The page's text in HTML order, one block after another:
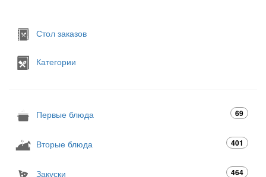
Стол заказов
Категории
Первые блюда 69
Вторые блюда 401
Закуски 464